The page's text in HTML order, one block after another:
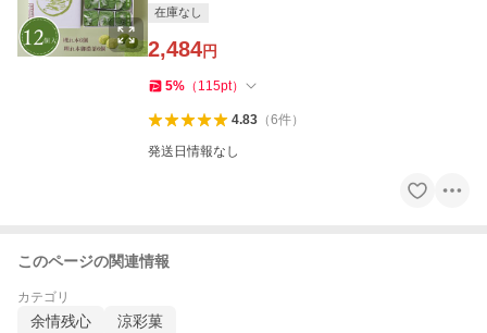
在庫なし
2,484円
5% （ 115pt）
4.83（6件）
発送日情報なし
このページの関連情報
カテゴリ
余情残心 涼彩菓